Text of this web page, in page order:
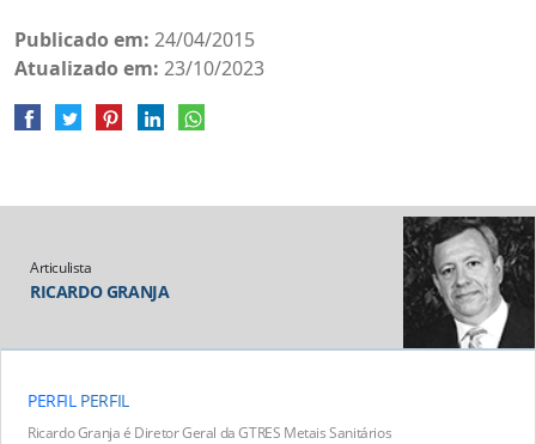
Publicado em: 24/04/2015
Atualizado em: 23/10/2023
Articulista
RICARDO GRANJA
PERFIL PERFIL
Ricardo Granja é Diretor Geral da GTRES Metais Sanitários